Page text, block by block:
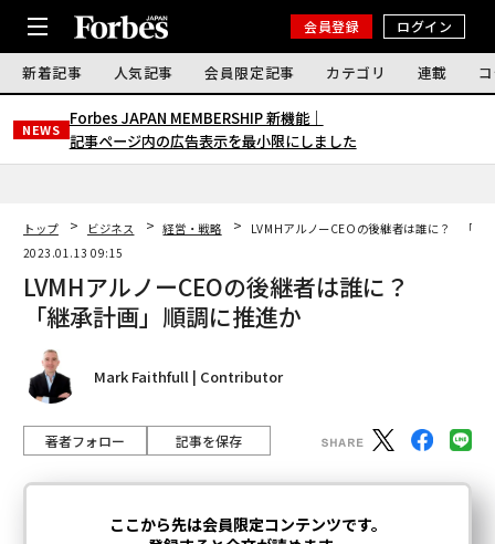
会員登録 ログイン
新着記事 人気記事 会員限定記事 カテゴリ 連載
NEWS
Forbes JAPAN MEMBERSHIP 新機能｜
記事ページ内の広告表示を最小限にしました
トップ ビジネス 経営・戦略
LVMHアルノーCEOの後継者は誰に？ 「継
2023.01.13 09:15
LVMHアルノーCEOの後継者は誰に？
「継承計画」順調に推進か
Mark Faithfull | Contributor
著者フォロー 記事を保存